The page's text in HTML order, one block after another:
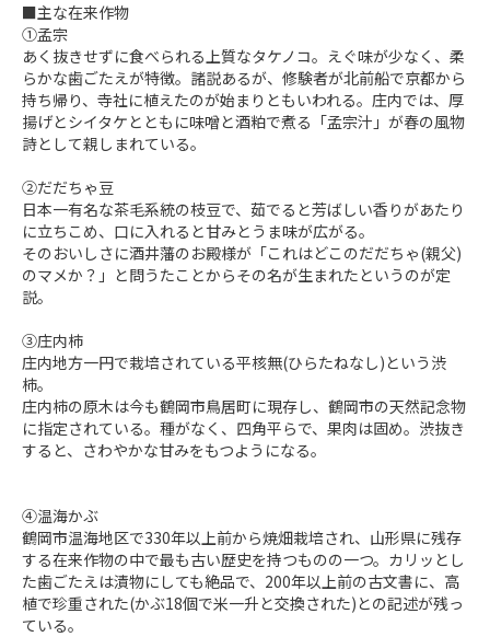
■主な在来作物
①孟宗
あく抜きせずに食べられる上質なタケノコ。えぐ味が少なく、柔
らかな歯ごたえが特徴。諸説あるが、修験者が北前船で京都から
持ち帰り、寺社に植えたのが始まりともいわれる。庄内では、厚
揚げとシイタケとともに味噌と酒粕で煮る「孟宗汁」が春の風物
詩として親しまれている。
②だだちゃ豆
日本一有名な茶毛系統の枝豆で、茹でると芳ばしい香りがあたり
に立ちこめ、口に入れると甘みとうま味が広がる。
そのおいしさに酒井藩のお殿様が「これはどこのだだちゃ(親父)
のマメか？」と問うたことからその名が生まれたというのが定
説。
③庄内柿
庄内地方一円で栽培されている平核無(ひらたねなし)という渋
柿。
庄内柿の原木は今も鶴岡市鳥居町に現存し、鶴岡市の天然記念物
に指定されている。種がなく、四角平らで、果肉は固め。渋抜き
すると、さわやかな甘みをもつようになる。
④温海かぶ
鶴岡市温海地区で330年以上前から焼畑栽培され、山形県に残存
する在来作物の中で最も古い歴史を持つものの一つ。カリッとし
た歯ごたえは漬物にしても絶品で、200年以上前の古文書に、高
植で珍重された(かぶ18個で米一升と交換された)との記述が残っ
ている。